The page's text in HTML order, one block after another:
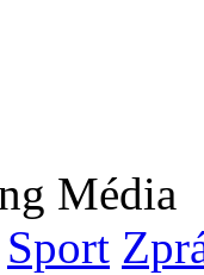
Média
Sport